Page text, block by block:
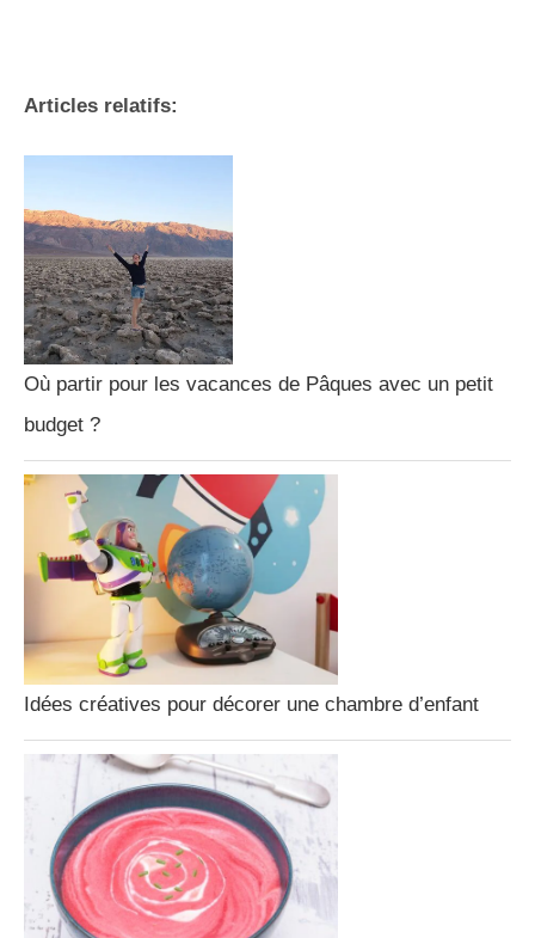
Articles relatifs:
Où partir pour les vacances de Pâques avec un petit
budget ?
Idées créatives pour décorer une chambre d’enfant